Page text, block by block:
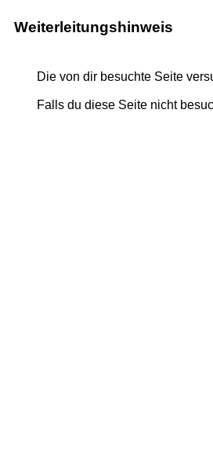
Weiterleitungshinweis
Die von dir besuchte Seite
Falls du diese Seite nicht